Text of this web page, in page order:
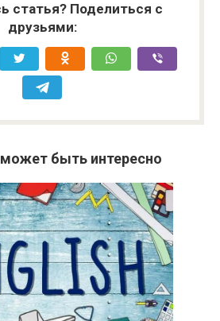
статья? Поделиться с
друзьями:
быть интересно